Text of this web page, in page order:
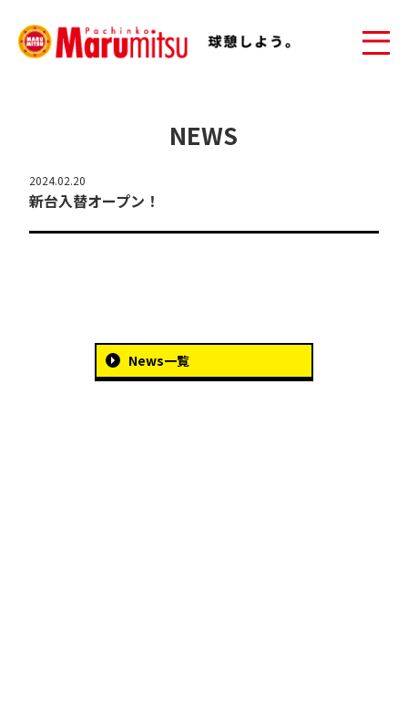
NEWS
2024.02.20
新台入替オープン！
News一覧